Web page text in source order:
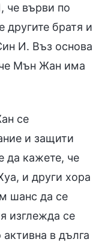
че върви по
другите братя и
И. Въз основа
че Мън Жан има
се
и защити
да кажете, че
и други хора
шанс да се
изглежда се
в дълга